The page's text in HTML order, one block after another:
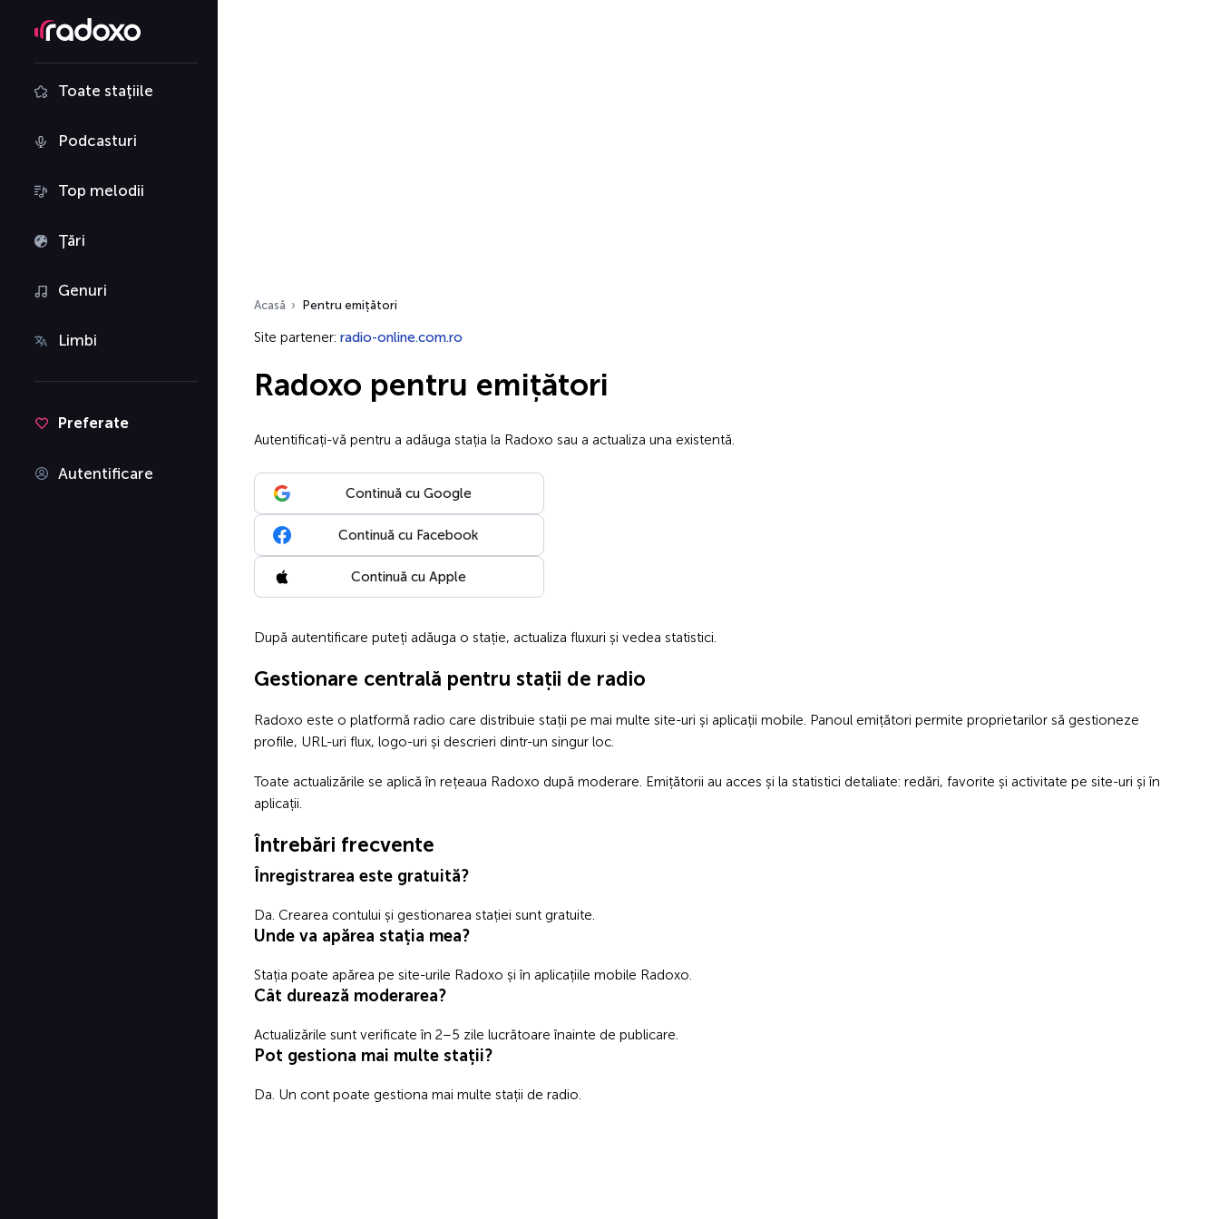
Toate stațiile
Podcasturi
Top melodii
Țări
Genuri
Limbi
Preferate
Autentificare
Acasă Pentru emițători
Site partener: radio-online.com.ro
Radoxo pentru emițători
Autentificați-vă pentru a adăuga stația la Radoxo sau a actualiza una existentă.
Continuă cu Google
Continuă cu Facebook
Continuă cu Apple
După autentificare puteți adăuga o stație, actualiza fluxuri și vedea statistici.
Gestionare centrală pentru stații de radio
Radoxo este o platformă radio care distribuie stații pe mai multe site-uri și aplicații mobile. Panoul emițători permite proprietarilor să gestioneze
profile, URL-uri flux, logo-uri și descrieri dintr-un singur loc.
Toate actualizările se aplică în rețeaua Radoxo după moderare. Emițătorii au acces și la statistici detaliate: redări, favorite și activitate pe site-uri și în
aplicații.
Întrebări frecvente
Înregistrarea este gratuită?
Da. Crearea contului și gestionarea stației sunt gratuite.
Unde va apărea stația mea?
Stația poate apărea pe site-urile Radoxo și în aplicațiile mobile Radoxo.
Cât durează moderarea?
Actualizările sunt verificate în 2–5 zile lucrătoare înainte de publicare.
Pot gestiona mai multe stații?
Da. Un cont poate gestiona mai multe stații de radio.